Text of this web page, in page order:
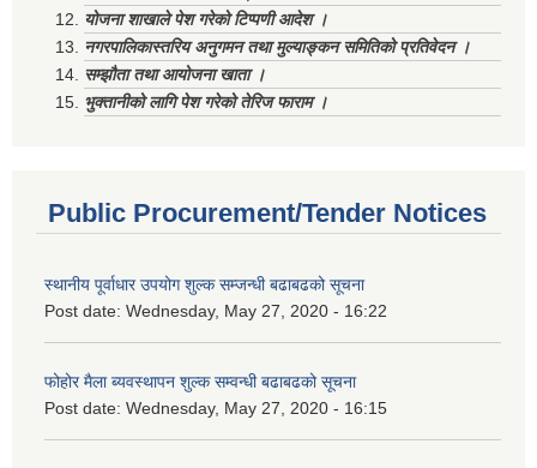
योजना शाखाले पेश गरेको टिप्पणी आदेश ।
नगरपालिकास्तरिय अनुगमन तथा मुल्याङ्कन समितिको प्रतिवेदन ।
सम्झौता तथा आयोजना खाता ।
भुक्तानीको लागि पेश गरेको तेरिज फाराम ।
Public Procurement/Tender Notices
स्थानीय पूर्वाधार उपयोग शुल्क सम्जन्धी बढाबढको सूचना
Post date: Wednesday, May 27, 2020 - 16:22
फोहोर मैला ब्यवस्थापन शुल्क सम्वन्धी बढाबढको सूचना
Post date: Wednesday, May 27, 2020 - 16:15